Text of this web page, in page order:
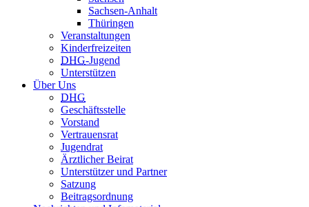
Sachsen-Anhalt
Thüringen
Veranstaltungen
Kinderfreizeiten
DHG-Jugend
Unterstützen
Über Uns
DHG
Geschäftsstelle
Vorstand
Vertrauensrat
Jugendrat
Ärztlicher Beirat
Unterstützer und Partner
Satzung
Beitragsordnung